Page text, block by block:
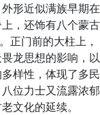
形近似满族早期在
，还饰有八个蒙古
正门前的大柱上，
龙思想的影响，以
样性，体现了多民
位力士又流露浓郁
文化的延续。